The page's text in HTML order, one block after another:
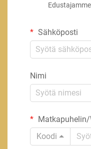
Sähköposti
Nimi
Koodi